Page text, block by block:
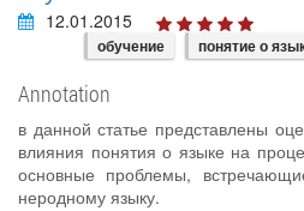
12.01.2015
обучение понятие о
Annotation
в данной статье представлены
влияния понятия о языке на
основные проблемы,
неродному языку.